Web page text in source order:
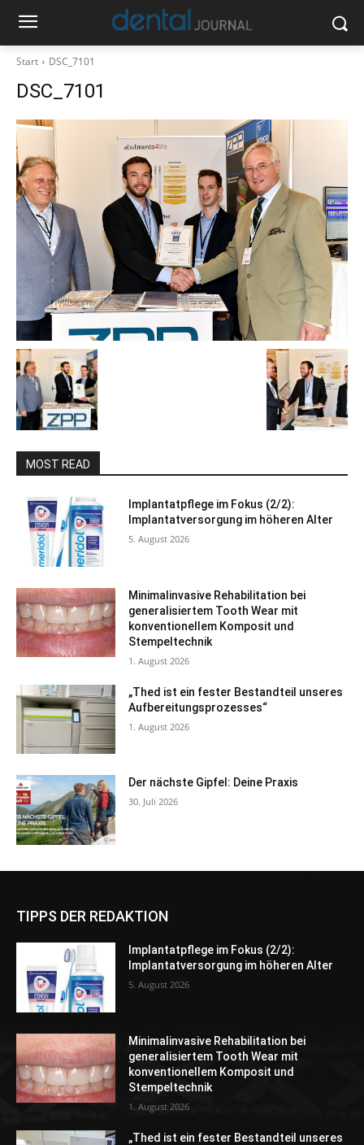
Start DSC_7101
DSC_7101
MOST READ
Implantatpflege im Fokus (2/2):
Implantatversorgung im höheren Alter
5. August 2026
Minimalinvasive Rehabilitation bei
generalisiertem Tooth Wear mit
konventionellem Komposit und
Stempeltechnik
1. August 2026
„Thed ist ein fester Bestandteil unseres
Aufbereitungsprozesses“
1. August 2026
Der nächste Gipfel: Deine Praxis
30. Juli 2026
TIPPS DER REDAKTION
Implantatpflege im Fokus (2/2):
Implantatversorgung im höheren Alter
5. August 2026
Minimalinvasive Rehabilitation bei
generalisiertem Tooth Wear mit
konventionellem Komposit und
Stempeltechnik
1. August 2026
„Thed ist ein fester Bestandteil unseres